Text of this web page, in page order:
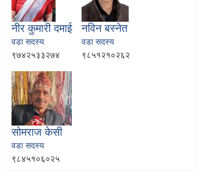
नीर कुमारी दमाई
वडा सदस्य
९७४२५३३२७४
नविन बस्‍नेत
वडा सदस्य
९८५१२१०२६२
सोमराज केसी
वडा सदस्य
९८४५१०६०२५